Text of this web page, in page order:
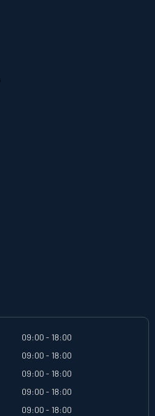
09:00 - 18:00
09:00 - 18:00
09:00 - 18:00
09:00 - 18:00
09:00 - 18:00